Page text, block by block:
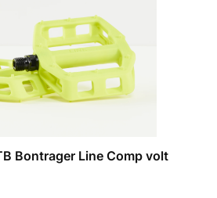
Bontrager Line Comp volt